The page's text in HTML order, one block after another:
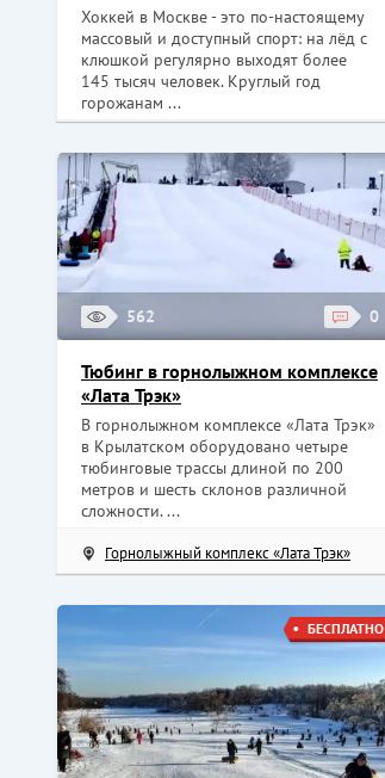
Хоккей в Москве - это по-настоящему
массовый и доступный спорт: на лёд с
клюшкой регулярно выходят более
145 тысяч человек. Круглый год
горожанам ...
562 0
Тюбинг в горнолыжном комплексе
«Лата Трэк»
В горнолыжном комплексе «Лата Трэк»
в Крылатском оборудовано четыре
тюбинговые трассы длиной по 200
метров и шесть склонов различной
сложности. ...
Горнолыжный комплекс «Лата Трэк»
БЕСПЛАТНО